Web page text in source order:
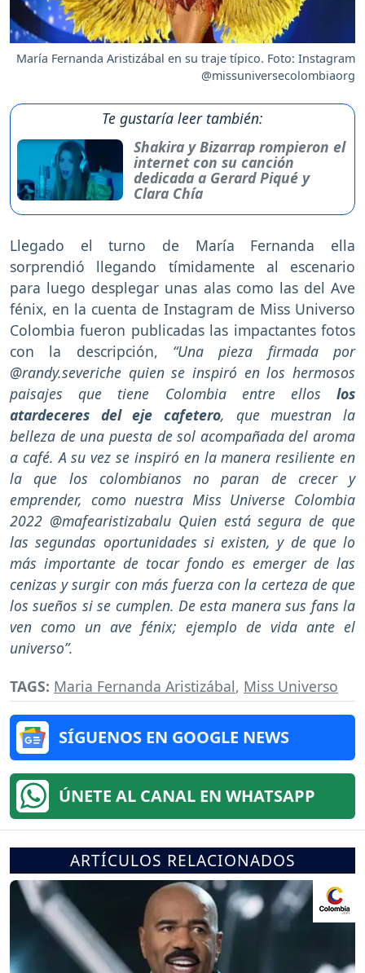
María Fernanda Aristizábal en su traje típico. Foto: Instagram
@missuniversecolombiaorg
Te gustaría leer también:
Shakira y Bizarrap rompieron el
internet con su canción
dedicada a Gerard Piqué y
Clara Chía
Llegado el turno de María Fernanda ella
sorprendió llegando tímidamente al escenario
para luego desplegar unas alas como las del Ave
fénix, en la cuenta de Instagram de Miss Universo
Colombia fueron publicadas las impactantes fotos
con la descripción, “Una pieza firmada por
@randy.severiche quien se inspiró en los hermosos
paisajes que tiene Colombia entre ellos los
atardeceres del eje cafetero, que muestran la
belleza de una puesta de sol acompañada del aroma
a café. A su vez se inspiró en la manera resiliente en
la que los colombianos no paran de crecer y
emprender, como nuestra Miss Universe Colombia
2022 @mafearistizabalu Quien está segura de que
las segundas oportunidades si existen, y de que lo
más importante de tocar fondo es emerger de las
cenizas y surgir con más fuerza con la certeza de que
los sueños si se cumplen. De esta manera sus fans la
ven como un ave fénix; ejemplo de vida ante el
universo”.
TAGS: Maria Fernanda Aristizábal, Miss Universo
SÍGUENOS EN GOOGLE NEWS
ÚNETE AL CANAL EN WHATSAPP
ARTÍCULOS RELACIONADOS